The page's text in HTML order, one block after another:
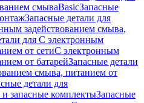
смываBasicЗапасные
Запасные детали для
задействованием смыва,
для С электронным
от сетиС электронным
от батарейЗапасные детали
смыва, питанием от
детали для
запасные комплектыЗапасные